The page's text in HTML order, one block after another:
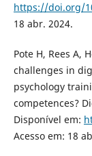
https://doi.org/
18 abr. 2024.
Pote H, Rees A,
challenges in
psychology
competences?
Disponível em:
Acesso em: 18